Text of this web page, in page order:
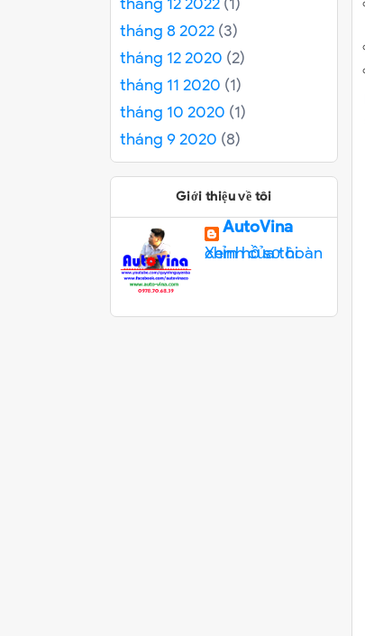
tháng 8 2022 (3)
tháng 12 2020 (2)
tháng 11 2020 (1)
tháng 10 2020 (1)
tháng 9 2020 (8)
Giới thiệu về tôi
AutoVina
Xem hồ sơ hoàn chỉnh của tôi